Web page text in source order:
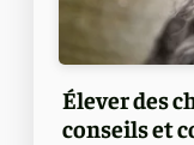
Élever des
conseils et